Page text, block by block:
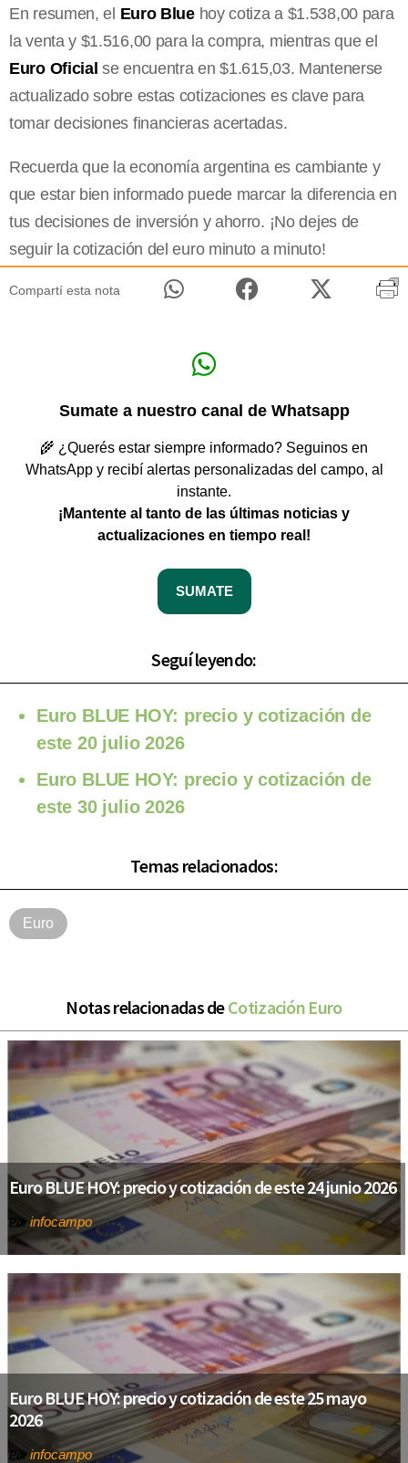
En resumen, el Euro Bluehoy cotiza a $1.538,00 para
la venta y $1.516,00 para la compra, mientras que el
Euro Oficial se encuentra en $1.615,03. Mantenerse
actualizado sobre estas cotizaciones es clave para
tomar decisiones financieras acertadas.
Recuerda que la economía argentina es cambiante y
que estar bien informado puede marcar la diferencia en
tus decisiones de inversión y ahorro. ¡No dejes de
seguir la cotización del euro minuto a minuto!
Compartí esta nota
Sumate a nuestro canal de Whatsapp
🌾 ¿Querés estar siempre informado? Seguinos en
WhatsApp y recibí alertas personalizadas del campo, al
instante.
¡Mantente al tanto de las últimas noticias y
actualizaciones en tiempo real!
SUMATE
Seguí leyendo:
Euro BLUE HOY: precio y cotización de
este 20 julio 2026
Euro BLUE HOY: precio y cotización de
este 30 julio 2026
Temas relacionados:
Euro
Notas relacionadas deCotización Euro
Euro BLUE HOY: precio y cotización de este 24 junio 2026
Por infocampo
Euro BLUE HOY: precio y cotización de este 25 mayo
2026
Por infocampo